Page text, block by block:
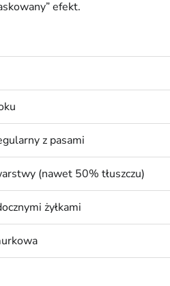
efekt.
z pasami
(nawet 50% tłuszczu)
żyłkami